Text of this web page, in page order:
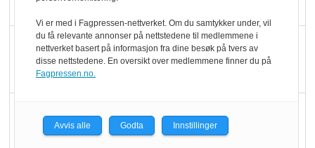
KI lager mat i butikken
Q passerte 1 milliard i
Rema i 2025
Vi er med i Fagpressen-nettverket. Om du samtykker under, vil
du få relevante annonser på nettstedene til medlemmene i
nettverket basert på informasjon fra dine besøk på tvers av
disse nettstedene. En oversikt over medlemmene finner du på
Fagpressen.no.
Avvis alle Godta Innstillinger